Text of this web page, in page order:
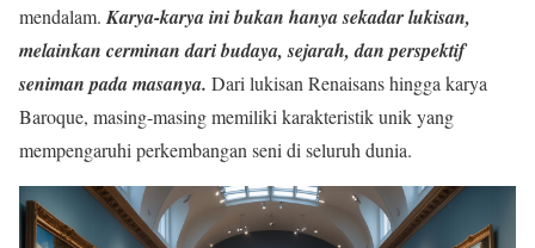
mendalam. Karya-karya ini bukan hanya sekadar lukisan,
melainkan cerminan dari budaya, sejarah, dan perspektif
seniman pada masanya. Dari lukisan Renaisans hingga karya
Baroque, masing-masing memiliki karakteristik unik yang
mempengaruhi perkembangan seni di seluruh dunia.